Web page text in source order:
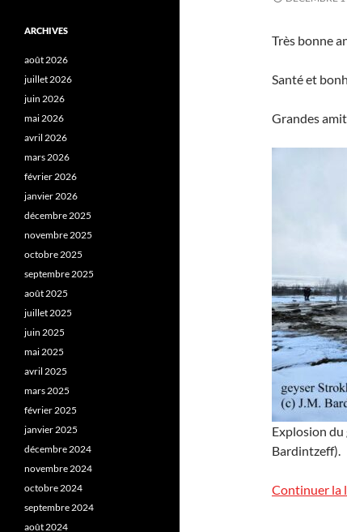
Très bonne
Santé et
Grandes
Explosion
Bardintzeff).
Continuer la
ARCHIVES
août 2026
juillet 2026
juin 2026
mai 2026
avril 2026
mars 2026
février 2026
janvier 2026
décembre 2025
novembre 2025
octobre 2025
septembre 2025
août 2025
juillet 2025
juin 2025
mai 2025
avril 2025
mars 2025
février 2025
janvier 2025
décembre 2024
novembre 2024
octobre 2024
septembre 2024
août 2024